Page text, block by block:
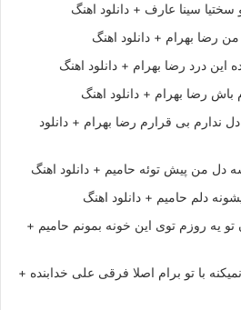
سختیا سینا عارف + دانلود اهنگ
من رضا بهرام + دانلود اهنگ
درد رضا بهرام + دانلود اهنگ
باش رضا بهرام + دانلود اهنگ
ندارم بی قرارم رضا بهرام + دانلود
من پیش توئه حامیم + دانلود اهنگ
دلم حامیم + دانلود اهنگ
تو یه روزم توی این خونه بمونم حامیم +
با تو برام اصلا فرقی علی خدابنده +